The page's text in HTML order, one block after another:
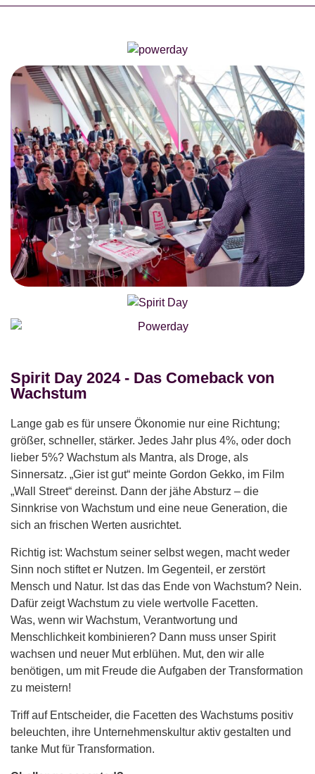
Spirit Day 2024 - Das Comeback von
Wachstum
Lange gab es für unsere Ökonomie nur eine Richtung;
größer, schneller, stärker. Jedes Jahr plus 4%, oder doch
lieber 5%? Wachstum als Mantra, als Droge, als
Sinnersatz. „Gier ist gut“ meinte Gordon Gekko, im Film
„Wall Street“ dereinst. Dann der jähe Absturz – die
Sinnkrise von Wachstum und eine neue Generation, die
sich an frischen Werten ausrichtet.
Richtig ist: Wachstum seiner selbst wegen, macht weder
Sinn noch stiftet er Nutzen. Im Gegenteil, er zerstört
Mensch und Natur. Ist das das Ende von Wachstum? Nein.
Dafür zeigt Wachstum zu viele wertvolle Facetten.
Was, wenn wir Wachstum, Verantwortung und
Menschlichkeit kombinieren? Dann muss unser Spirit
wachsen und neuer Mut erblühen. Mut, den wir alle
benötigen, um mit Freude die Aufgaben der Transformation
zu meistern!
Triff auf Entscheider, die Facetten des Wachstums positiv
beleuchten, ihre Unternehmenskultur aktiv gestalten und
tanke Mut für Transformation.